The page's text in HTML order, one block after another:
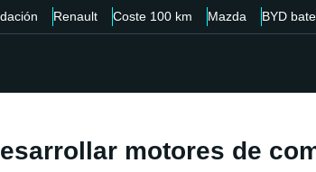
Renault Coste 100 km Mazda BYD
motores de